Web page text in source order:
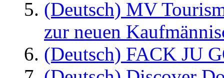
(Deutsch) MV
zur neuen
(Deutsch) FACK JU